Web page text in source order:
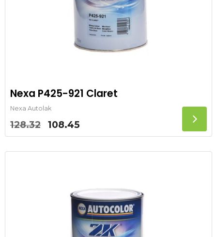
Nexa P425-921 Claret
Nexa Autolak
128.32
Oorspronkelijke
prijs
was:
108.45
prijs
is: